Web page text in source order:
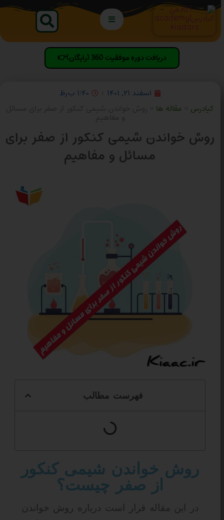
دریافت دوره موفقیت 360 (رایگان)👉
اسفند ۲۱, ۱۴۰۱
۱:۴۰ ب٫ظ
کیادرس
مقاله ها
روش خواندن شیمی کنکور از صفر برای
مسائل و مفاهیم
فهرست مطالب
روش خواندن شیمی کنکور
از صفر چیست؟
در این مقاله قرار است درباره روش خواندن